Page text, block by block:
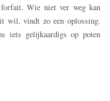
Wie niet ver weg kan
wil, vindt zo een oplossing.
iets gelijkaardigs op poten